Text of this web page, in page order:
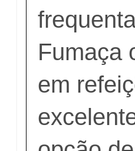
Fumaça
em